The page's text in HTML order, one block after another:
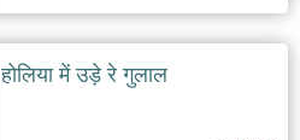
होलिया में उड़े रे गुलाल